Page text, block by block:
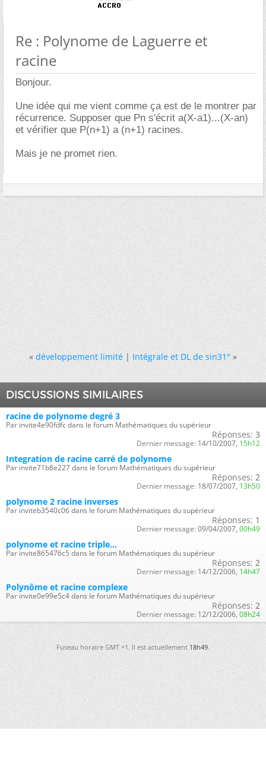
Re : Polynome de Laguerre et
racine
Bonjour.
Une idée qui me vient comme ça est de le montrer par
récurrence. Supposer que Pn s'écrit a(X-a1)...(X-an)
et vérifier que P(n+1) a (n+1) racines.
Mais je ne promet rien.
« développement limité|Intégrale et DL de sin31° »
DISCUSSIONS SIMILAIRES
racine de polynome degré 3
Par invite4e90fdfc dans le forum Mathématiques du supérieur
Réponses: 3
Dernier message: 14/10/2007, 15h12
Integration de racine carré de polynome
Par invite71b8e227 dans le forum Mathématiques du supérieur
Réponses: 2
Dernier message: 18/07/2007, 13h50
polynome 2 racine inverses
Par inviteb3540c06 dans le forum Mathématiques du supérieur
Réponses: 1
Dernier message: 09/04/2007, 00h49
polynome et racine triple...
Par invite865476c5 dans le forum Mathématiques du supérieur
Réponses: 2
Dernier message: 14/12/2006, 14h47
Polynôme et racine complexe
Par invite0e99e5c4 dans le forum Mathématiques du supérieur
Réponses: 2
Dernier message: 12/12/2006, 08h24
Fuseau horaire GMT +1. Il est actuellement18h49.